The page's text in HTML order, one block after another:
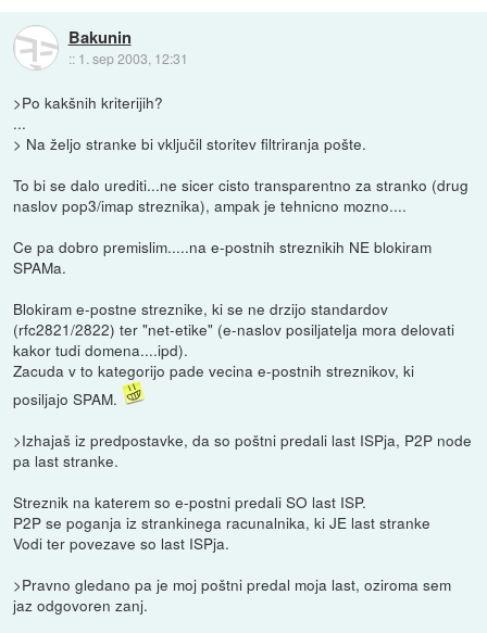
Bakunin
:: 1. sep 2003, 12:31
>Po kakšnih kriterijih?
...
> Na željo stranke bi vključil storitev filtriranja pošte.
To bi se dalo urediti...ne sicer cisto transparentno za stranko (drug
naslov pop3/imap streznika), ampak je tehnicno mozno....
Ce pa dobro premislim.....na e-postnih streznikih NE blokiram
SPAMa.
Blokiram e-postne streznike, ki se ne drzijo standardov
(rfc2821/2822) ter "net-etike" (e-naslov posiljatelja mora delovati
kakor tudi domena....ipd).
Zacuda v to kategorijo pade vecina e-postnih streznikov, ki
posiljajo SPAM.
>Izhajaš iz predpostavke, da so poštni predali last ISPja, P2P node
pa last stranke.
Streznik na katerem so e-postni predali SO last ISP.
P2P se poganja iz strankinega racunalnika, ki JE last stranke
Vodi ter povezave so last ISPja.
>Pravno gledano pa je moj poštni predal moja last, oziroma sem
jaz odgovoren zanj.